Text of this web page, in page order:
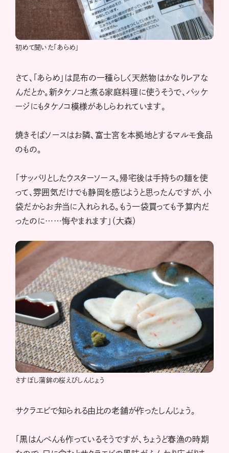
初めて聞いた「あらめ」
さて、「あらめ」は昆布の一種らしく天然物はかなりレアな
んだとか。新タケノコと煮る家庭料理に使うそうで、パッケ
ージにもタケノコ模様があしらわれています。
焼きそばソースはお隣、富士宮を本拠地とするマルモ食品
のもの。
「サッパリとしたウスターソース。帰宅後は手持ちの麺を使
って、雰囲気だけでも静岡を感じようと思ったんですが、小
袋だからお弁当に入れられる。もう一袋買っても予算内だ
ったのに……悔やまれます」（大森）
さすぼし蒲鉾の桜えびしんじょう
サクラエビで知られる由比の老舗が作ったしんじょう。
「黒はんぺんも作っているそうですが、ちょうど春漁の時期